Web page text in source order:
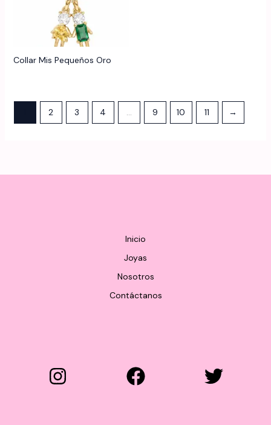
Collar Mis Pequeños Oro
2 3 4 … 9 10 11 →
Inicio
Joyas
Nosotros
Contáctanos